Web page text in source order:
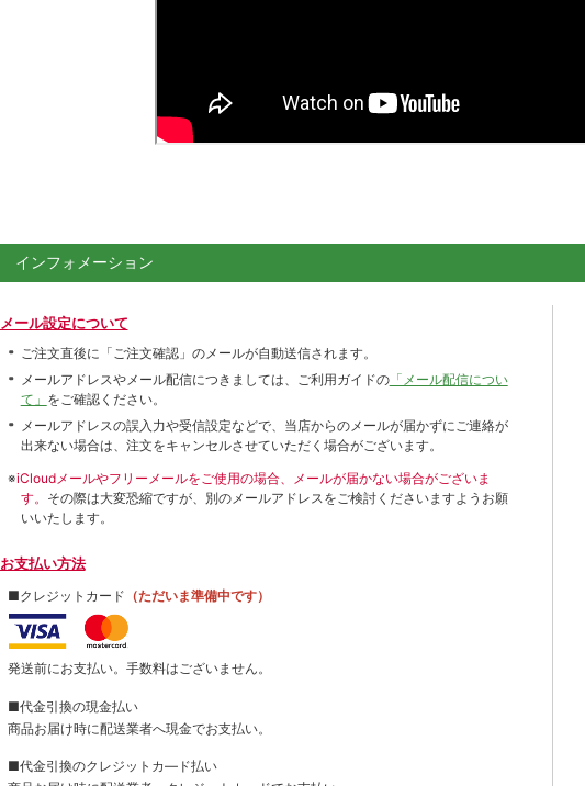
インフォメーション
メール設定について
ご注文直後に「ご注文確認」のメールが自動送信されます。
メールアドレスやメール配信につきましては、ご利用ガイドの「メール配信につい
て」 をご確認ください。
メールアドレスの誤入力や受信設定などで、当店からのメールが届かずにご連絡が
出来ない場合は、注文をキャンセルさせていただく場合がございます。
※iCloudメールやフリーメールをご使用の場合、メールが届かない場合がございま
す。 その際は大変恐縮ですが、別のメールアドレスをご検討くださいますようお願
いいたします。
お支払い方法
■クレジットカード （ただいま準備中です）
発送前にお支払い。手数料はございません。
■代金引換の現金払い
商品お届け時に配送業者へ現金でお支払い。
■代金引換のクレジットカ―ド払い